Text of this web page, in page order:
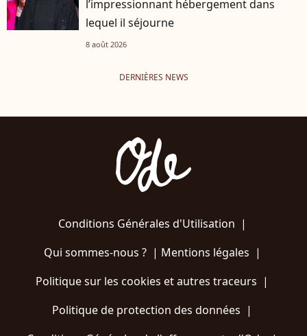
l’impressionnant hébergement dans
lequel il séjourne
8 août 2026
DERNIÈRES NEWS
Conditions Générales d'Utilisation |
Qui sommes-nous ?| Mentions légales |
Politique sur les cookies et autres traceurs |
Politique de protection des données |